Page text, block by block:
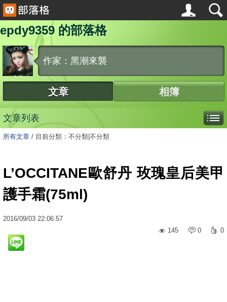
epdy9359 的部落格
作家：黑潮來襲
文章 相簿
文章列表
所有文章 / 目前分類：不分類|不分類
L’OCCITANE歐舒丹 玫瑰皇后美甲
護手霜(75ml)
2016/09/03 22:06:57
145
0 0